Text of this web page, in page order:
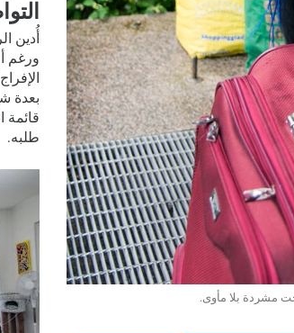
مشردة بلا مأوى.
أُدين
ورغم
بعدة
قائمة
طلبه.